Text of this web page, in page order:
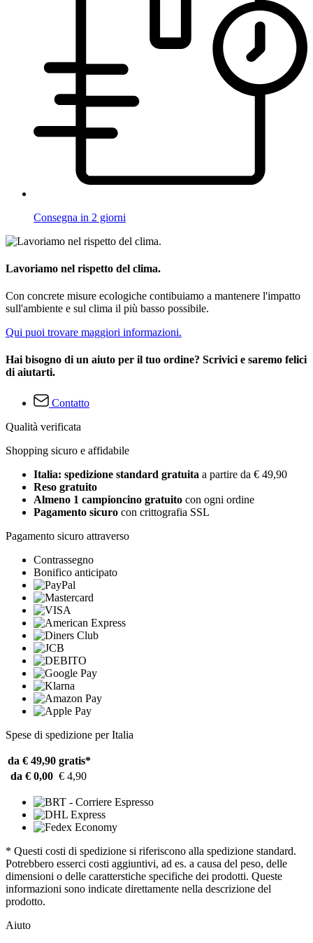
Consegna in 2 giorni
Lavoriamo nel rispetto del clima.
Con concrete misure ecologiche contibuiamo a mantenere l'impatto
sull'ambiente e sul clima il più basso possibile.
Qui puoi trovare maggiori informazioni.
Hai bisogno di un aiuto per il tuo ordine? Scrivici e saremo felici
di aiutarti.
Contatto
Qualità verificata
Shopping sicuro e affidabile
Italia: spedizione standard gratuita a partire da € 49,90
Reso gratuito
Almeno 1 campioncino gratuito con ogni ordine
Pagamento sicuro con crittografia SSL
Pagamento sicuro attraverso
Contrassegno
Bonifico anticipato
Spese di spedizione per Italia
da € 49,90 gratis*
da € 0,00 € 4,90
* Questi costi di spedizione si riferiscono alla spedizione standard.
Potrebbero esserci costi aggiuntivi, ad es. a causa del peso, delle
dimensioni o delle caratterstiche specifiche dei prodotti. Queste
informazioni sono indicate direttamente nella descrizione del
prodotto.
Aiuto